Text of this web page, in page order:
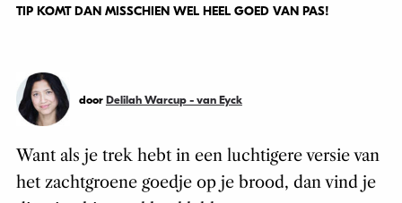
TIP KOMT DAN MISSCHIEN WEL HEEL GOED VAN PAS!
door Delilah Warcup - van Eyck
Want als je trek hebt in een luchtigere versie van
het zachtgroene goedje op je brood, dan vind je